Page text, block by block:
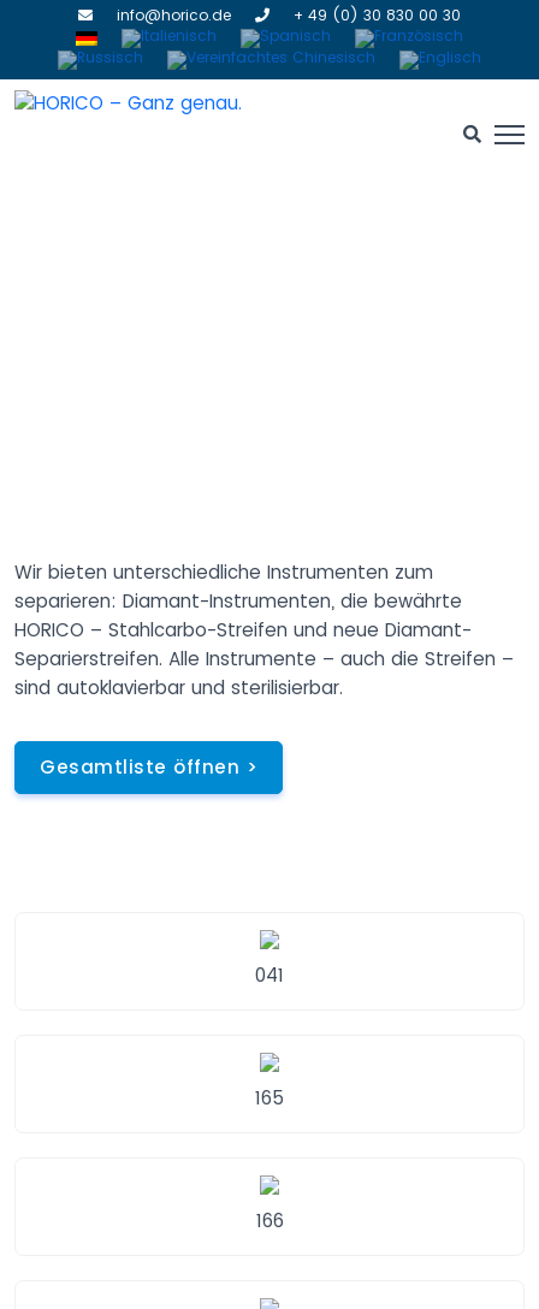
info@horico.de + 49 (0) 30 830 00 30
Wir bieten unterschiedliche Instrumenten zum
separieren: Diamant-Instrumenten, die bewährte
HORICO – Stahlcarbo-Streifen und neue Diamant-
Separierstreifen. Alle Instrumente – auch die Streifen –
sind autoklavierbar und sterilisierbar.
Gesamtliste öffnen >
041
165
166